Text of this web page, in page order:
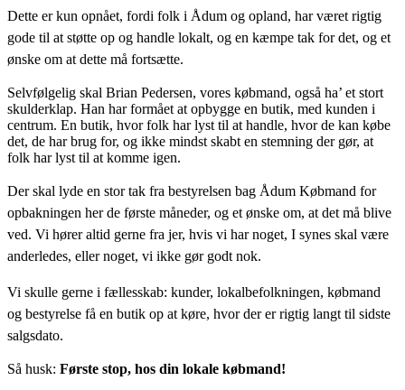
Dette er kun opnået, fordi folk i Ådum og opland, har været rigtig
gode til at støtte op og handle lokalt, og en kæmpe tak for det, og et
ønske om at dette må fortsætte.
Selvfølgelig skal Brian Pedersen, vores købmand, også ha’ et stort
skulderklap. Han har formået at opbygge en butik, med kunden i
centrum. En butik, hvor folk har lyst til at handle, hvor de kan købe
det, de har brug for, og ikke mindst skabt en stemning der gør, at
folk har lyst til at komme igen.
Der skal lyde en stor tak fra bestyrelsen bag Ådum Købmand for
opbakningen her de første måneder, og et ønske om, at det må blive
ved. Vi hører altid gerne fra jer, hvis vi har noget, I synes skal være
anderledes, eller noget, vi ikke gør godt nok.
Vi skulle gerne i fællesskab: kunder, lokalbefolkningen, købmand
og bestyrelse få en butik op at køre, hvor der er rigtig langt til sidste
salgsdato.
Så husk: Første stop, hos din lokale købmand!